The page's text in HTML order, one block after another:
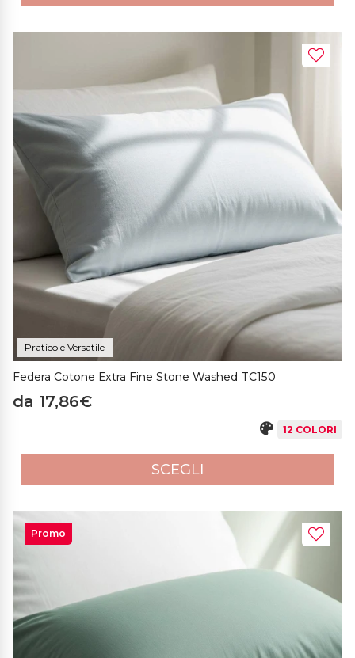
Pratico e Versatile
Federa Cotone Extra Fine Stone Washed TC150
da 17,86€
12 COLORI
SCEGLI
Promo